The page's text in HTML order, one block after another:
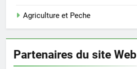
Agriculture et Peche
Partenaires du site Web